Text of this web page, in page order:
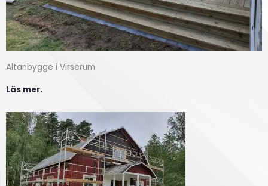
Altanbygge i Virserum
Läs mer.